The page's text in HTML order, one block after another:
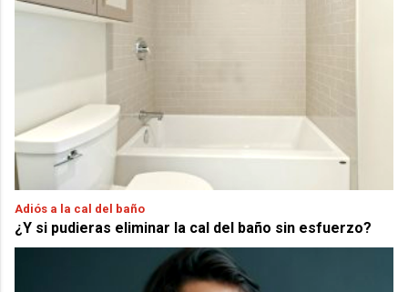
Adiós a la cal del baño
¿Y si pudieras eliminar la cal del baño sin esfuerzo?